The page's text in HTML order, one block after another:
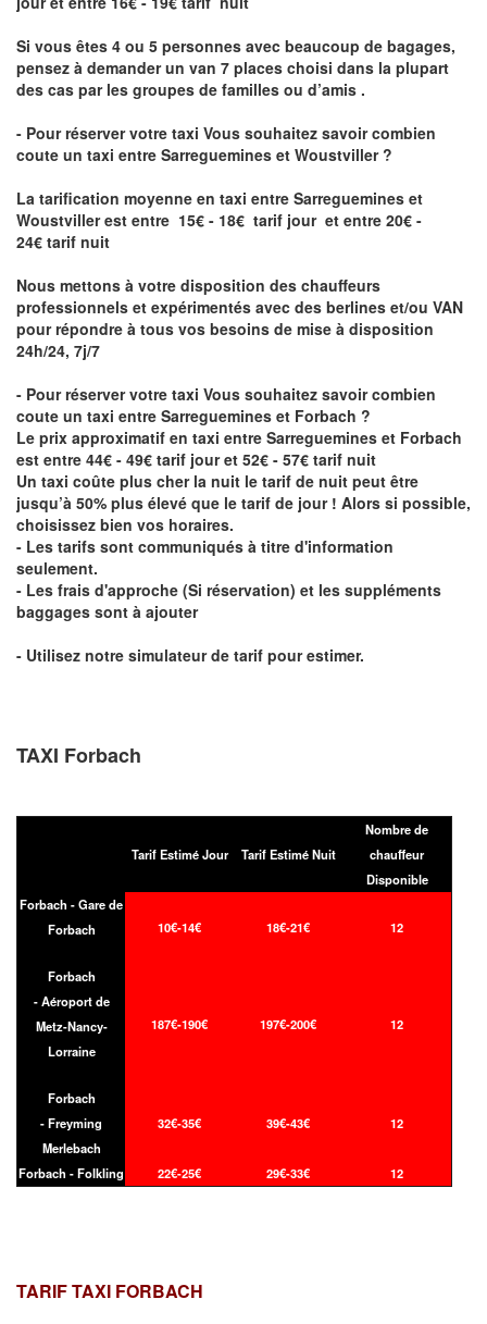
Si vous êtes 4 ou 5 personnes avec beaucoup de bagages,
pensez à demander un van 7 places choisi dans la plupart
des cas par les groupes de familles ou d’amis .
- Pour réserver votre taxi Vous souhaitez savoircombien
coute un taxi entre Sarreguemines et Woustviller ?
La tarification moyenne en taxi entre Sarreguemines et
Woustviller est entre 15€ - 18€ tarif jour et entre 20€ -
24€ tarif nuit
Nous mettons à votre disposition des chauffeurs
professionnels et expérimentés avec des berlines et/ou VAN
pour répondre à tous vos besoins de mise à disposition
24h/24, 7j/7
- Pour réserver votre taxi Vous souhaitez savoircombien
coute un taxi entre Sarreguemines et Forbach ?
Le prix approximatif en taxi entre Sarreguemines et Forbach
est entre 44€ - 49€ tarif jour et 52€ - 57€ tarif nuit
Un taxi coûte plus cher la nuit le tarif de nuit peut être
jusqu’à 50% plus élevé que le tarif de jour ! Alors si possible,
choisissez bien vos horaires.
- Les tarifs sont communiqués à titre d'information
seulement.
- Les frais d'approche (Si réservation) et les suppléments
baggages sont à ajouter
- Utilisez notre simulateur de tarif pour estimer.
TAXI Forbach
Tarif Estimé Jour Tarif Estimé Nuit
Nombre de
chauffeur
Disponible
Forbach - Gare de
Forbach
10€-14€ 18€-21€ 12
Forbach
- Aéroport de
Metz-Nancy-
Lorraine
187€-190€ 197€-200€ 12
Forbach
- Freyming
Merlebach
32€-35€ 39€-43€ 12
Forbach - Folkling 22€-25€ 29€-33€ 12
TARIF TAXI FORBACH